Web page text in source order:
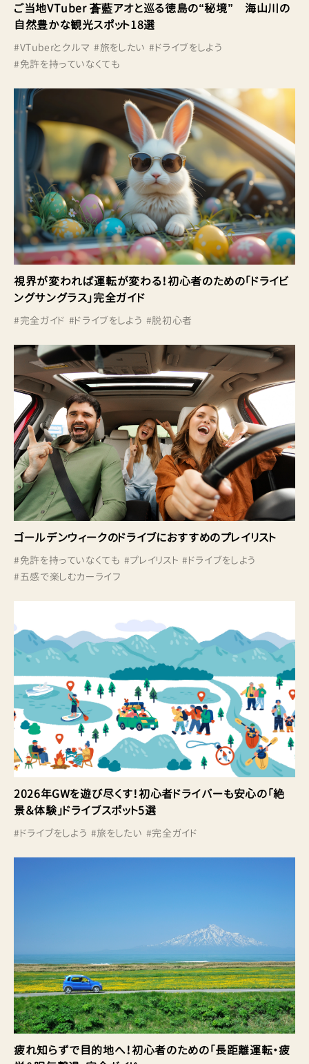
ご当地VTuber 蒼藍アオと巡る徳島の“秘境” 海山川の
自然豊かな観光スポット18選
#VTuberとクルマ #旅をしたい #ドライブをしよう
#免許を持っていなくても
視界が変われば運転が変わる！初心者のための「ドライビ
ングサングラス」完全ガイド
#完全ガイド #ドライブをしよう #脱初心者
ゴールデンウィークのドライブにおすすめのプレイリスト
#免許を持っていなくても #プレイリスト #ドライブをしよう
#五感で楽しむカーライフ
2026年GWを遊び尽くす！初心者ドライバーも安心の「絶
景＆体験」ドライブスポット5選
#ドライブをしよう #旅をしたい #完全ガイド
疲れ知らずで目的地へ！初心者のための「長距離運転・疲